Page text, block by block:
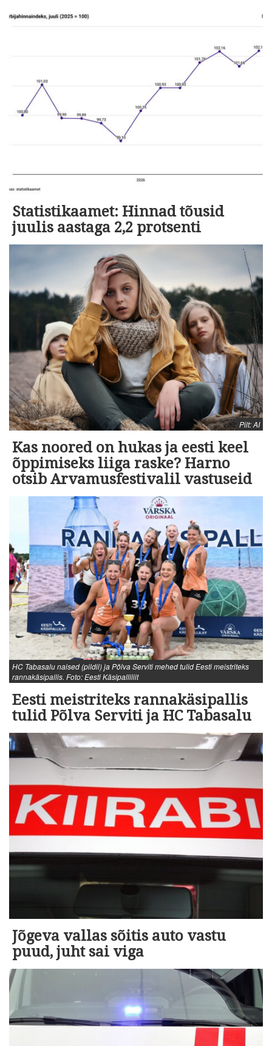
Statistikaamet: Hinnad tõusid
juulis aastaga 2,2 protsenti
Pilt: AI
Kas noored on hukas ja eesti keel
õppimiseks liiga raske? Harno
otsib Arvamusfestivalil vastuseid
HC Tabasalu naised (pildil) ja Põlva Serviti mehed tulid Eesti meistriteks
rannakäsipallis. Foto: Eesti Käsipalliliit
Eesti meistriteks rannakäsipallis
tulid Põlva Serviti ja HC Tabasalu
Jõgeva vallas sõitis auto vastu
puud, juht sai viga